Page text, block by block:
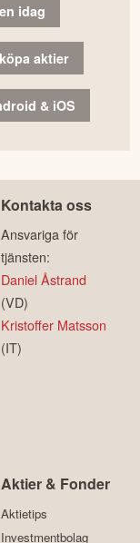
idag
aktier
& iOS
Kontakta oss
Ansvariga för
tjänsten:
Daniel Åstrand
(VD)
Kristoffer Matsson
(IT)
Aktier & Fonder
Aktietips
Investmentbolag